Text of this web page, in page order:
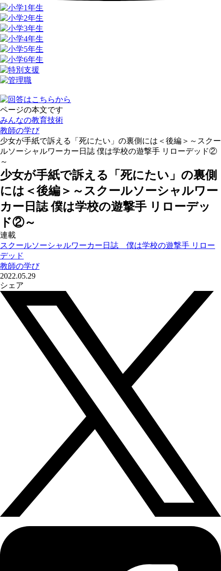
ページの本文です
みんなの教育技術
教師の学び
少女が手紙で訴える「死にたい」の裏側には＜後編＞～スクー
ルソーシャルワーカー日誌 僕は学校の遊撃手 リローデッド②
～
少女が手紙で訴える「死にたい」の裏側
には＜後編＞～スクールソーシャルワー
カー日誌 僕は学校の遊撃手 リローデッ
ド②～
連載
スクールソーシャルワーカー日誌 僕は学校の遊撃手 リロー
デッド
教師の学び
2022.05.29
シェア